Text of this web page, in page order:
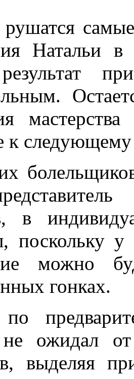
Натальи
к
в
поскольку
можно
гонках.
ожидал от
выделяя